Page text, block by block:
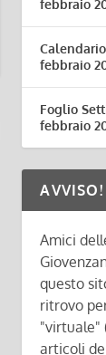
febbraio
febbraio
Foglio
febbraio
AVVISO!
Amici
questo
ritrovo
"virtuale"
articoli